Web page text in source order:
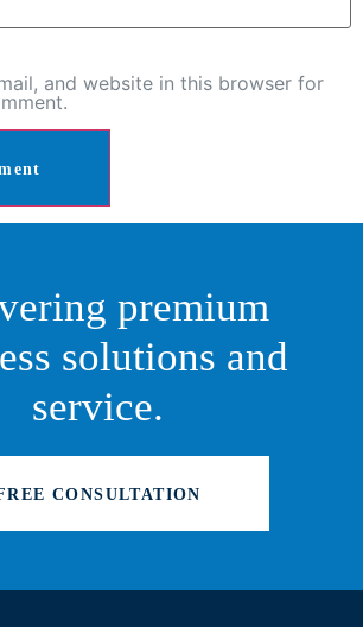
and website in this browser for
premium
solutions and
service.
CONSULTATION